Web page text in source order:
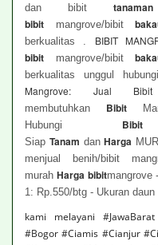
dan bibit tanaman
bibit mangrove/bibit
berkualitas . BIBIT
bibit mangrove/bibit
berkualitas unggul
Mangrove: Jual
membutuhkan Bibit
Hubungi Bibit
Siap Tanam danHarga
menjual benih/bibit
murahHarga bibitmangrove
1: Rp.550/btg - Ukuran daun
kami melayani
#Bogor #Ciamis #Cianjur